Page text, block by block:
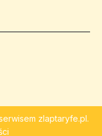
zlaptaryfe.pl.